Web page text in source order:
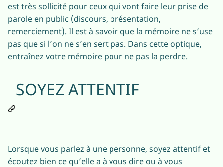
est très sollicité pour ceux qui vont faire leur prise de
parole en public (discours, présentation,
remerciement). Il est à savoir que la mémoire ne s’use
pas que si l’on ne s’en sert pas. Dans cette optique,
entraînez votre mémoire pour ne pas la perdre.
SOYEZ ATTENTIF
Lorsque vous parlez à une personne, soyez attentif et
écoutez bien ce qu’elle a à vous dire ou à vous